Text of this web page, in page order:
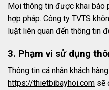
Mọi thông tin được khai báo
hợp pháp. Công ty TVTS
luật liên quan đến thông tin
3. Phạm vi sử dụng
Thông tin cá nhân khách
https://thietbibayhoi.com sẽ